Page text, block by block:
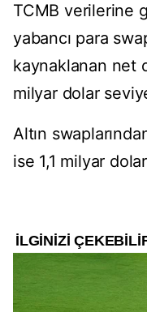
TCMB verilerine
yabancı para
kaynaklanan net
milyar dolar
Altın
ise 1,1 milyar